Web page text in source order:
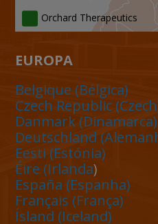
Kyowa Kirin International
Orchard Therapeutics
EUROPA
Belgique (Bélgica)
Czech Republic
Danmark (Dinamarca)
Deutschland
Eesti (Estónia)
Éire (Irlanda)
España (Espanha)
Français (França)
Ísland (Iceland)